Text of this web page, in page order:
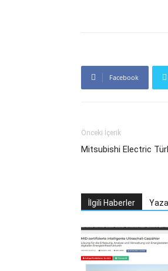
Facebook
Önceki İçerik
Mitsubishi Electric
İlgili Haberler